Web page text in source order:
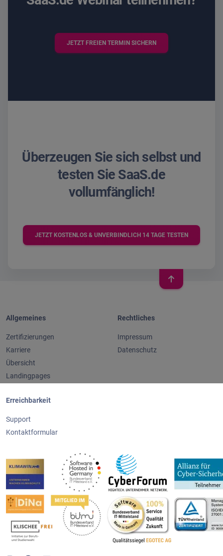
JETZT FREIEN TERMIN SICHERN
Überzeugen Sie sich selbst und
testen Sie SaaS.de
vollumfänglich!
JETZT KOSTENLOS & UNVERBINDLICH 14 TAGE TESTEN
Allgemeines
Zertifizierungen
Karriere
Übersicht
Landingpages
Rechtliches
Impressum
Datenschutz
Erreichbarkeit
Support
Kontaktformular